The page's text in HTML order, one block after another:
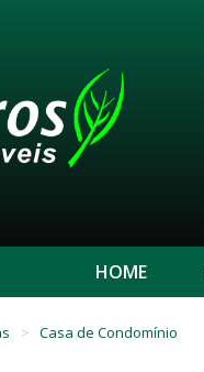
HOME
Casa de Condomínio